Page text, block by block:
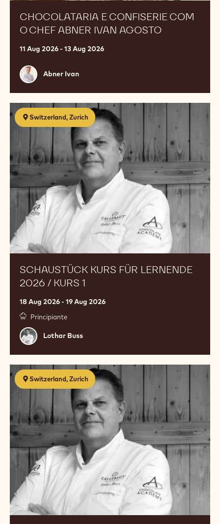
CHOCOLATARIA E CONFISERIE COM
O CHEF ABNER IVAN AGOSTO
11 Aug 2026 - 13 Aug 2026
Abner
Ivan
Abner Ivan
Switzerland, Zurich
SCHAUSTÜCK KURS FÜR LERNENDE
2026 / KURS 1
18 Aug 2026 - 19 Aug 2026
Principiante
Lothar
Buss
Lothar Buss
Schaustück
Kurs
Lernende
2026
/
Kurs
1
Switzerland, Zurich
Schaustück
Kurs
Lernende
2026
Kurs